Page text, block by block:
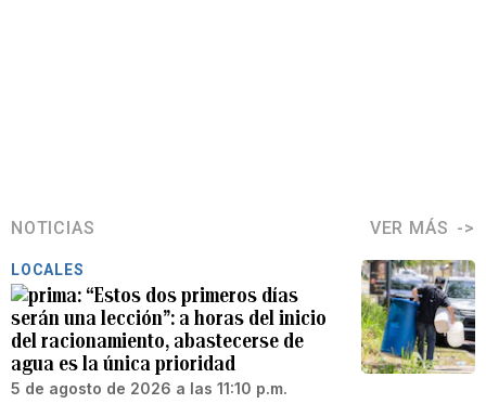
NOTICIAS VER MÁS
LOCALES
“Estos dos primeros días
serán una lección”: a horas del inicio
del racionamiento, abastecerse de
agua es la única prioridad
5 de agosto de 2026 a las 11:10 p.m.